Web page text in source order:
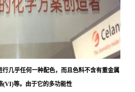
行几乎任何一种配色，而且色料不含有重金属
(VI)等。由于它的多功能性